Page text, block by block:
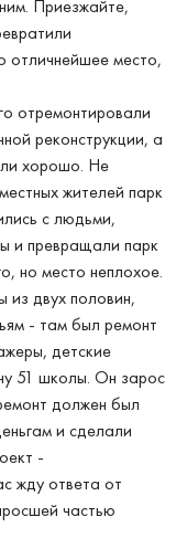
Приезжайте,
отличнейшее место,
отремонтировали
реконструкции, а
хорошо. Не
жителей парк
с людьми,
и превращали парк
но место неплохое.
из двух половин,
- там был ремонт
детские
51 школы. Он зарос
должен был
и сделали
-
жду ответа от
частью